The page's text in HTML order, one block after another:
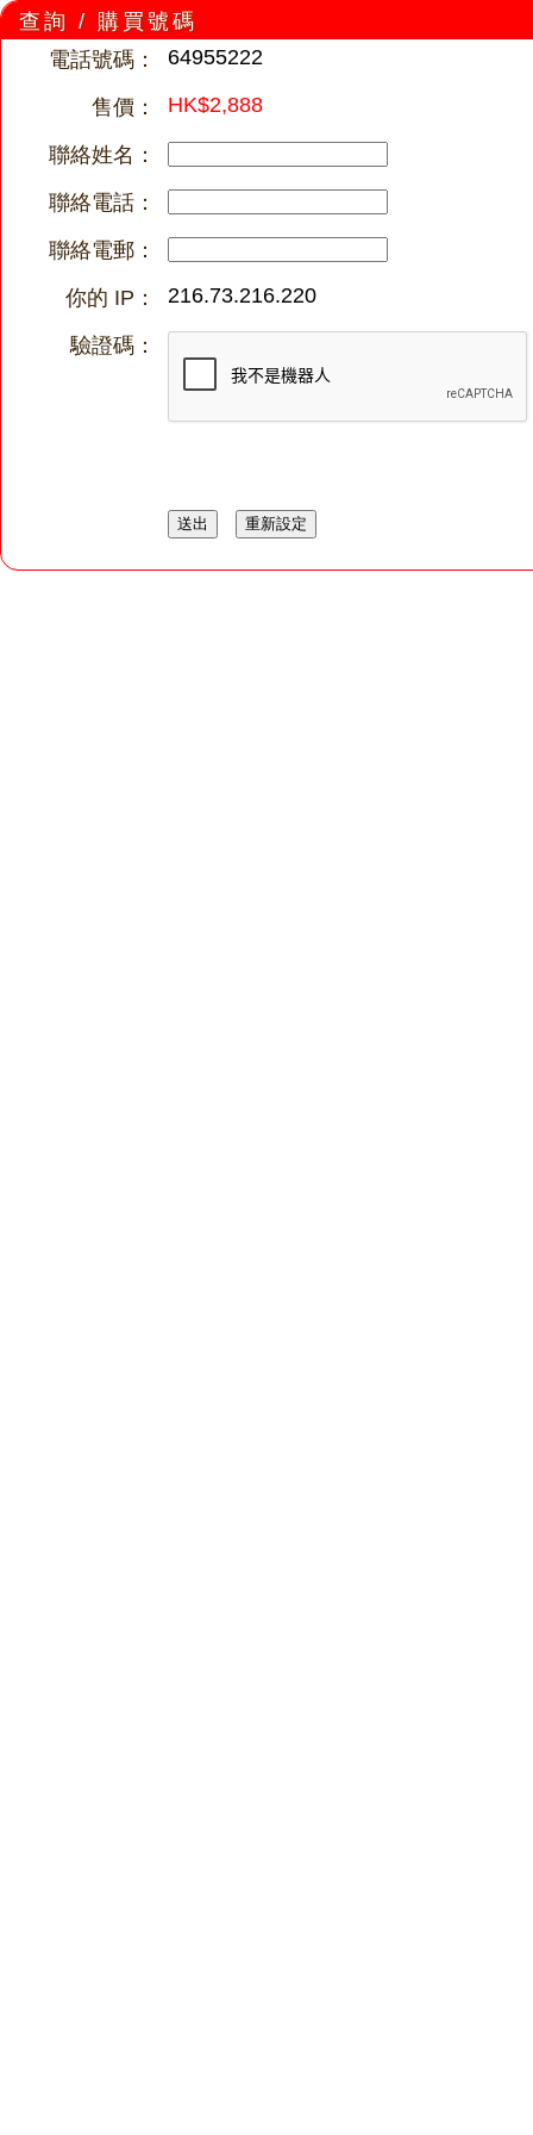
查詢 / 購買號碼
電話號碼：
64955222
售價： HK$2,888
聯絡姓名：
聯絡電話：
聯絡電郵：
你的 IP：
216.73.216.220
驗證碼：